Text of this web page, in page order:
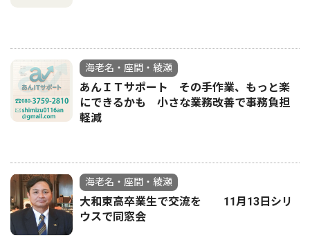
海老名・座間・綾瀬
あんＩＴサポート その手作業、もっと楽
にできるかも 小さな業務改善で事務負担
軽減
海老名・座間・綾瀬
大和東高卒業生で交流を 11月13日シリ
ウスで同窓会